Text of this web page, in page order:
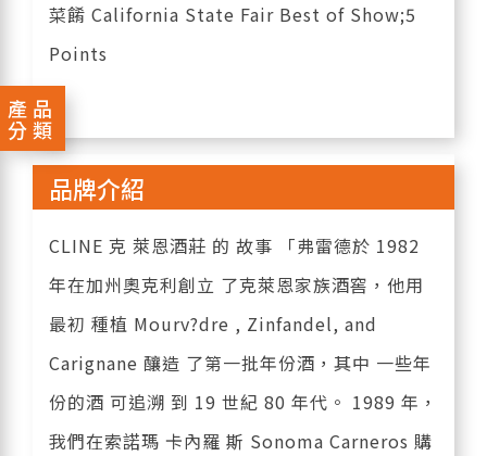
產品
分類
菜餚 California State Fair Best of Show;5
Points
品牌介紹
CLINE 克 萊恩酒莊 的 故事 「弗雷德於 1982
年在加州奧克利創立 了克萊恩家族酒窖，他用
最初 種植 Mourv?dre , Zinfandel, and
Carignane 釀造 了第一批年份酒，其中 一些年
份的酒 可追溯 到 19 世紀 80 年代。 1989 年，
我們在索諾瑪 卡內羅 斯 Sonoma Carneros 購